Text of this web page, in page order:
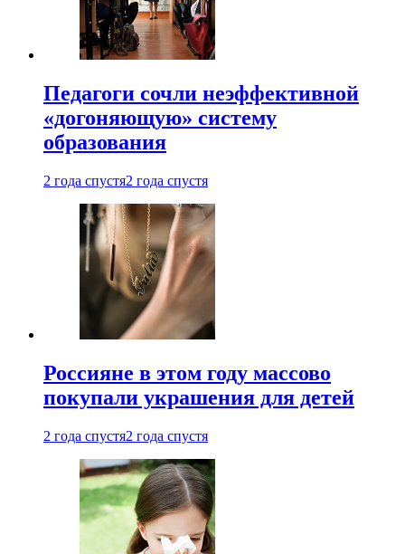
Педагоги сочли неэффективной
«догоняющую» систему
образования
2 года спустя2 года спустя
Россияне в этом году массово
покупали украшения для детей
2 года спустя2 года спустя